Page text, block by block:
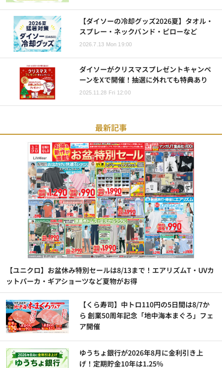
【ダイソーの冷却グッズ2026夏】タオル・
スプレー・ネックバンド・ピローなど
2026.7.13 Mon 19:00
ダイソーがクリスマスプレゼントキャンペ
ーンをXで開催！抽選に外れても特典あり
2025.11.28 Fri 12:00
最新記事
【ユニクロ】お盆休み特別セールは8/13まで！エアリズムT・UVカ
ットパーカ・ギアショーツなど夏物がお得
【くら寿司】中トロ110円の5日間は8/7か
ら 創業50周年記念「地中海本まぐろ」フェ
ア開催
ゆうちょ銀行が2026年8月に金利引き上
げ！定期貯金10年は1.25%